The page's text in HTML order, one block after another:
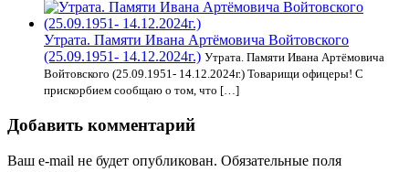
Утрата. Памяти Ивана Артёмовича Войтовского
(25.09.1951- 14.12.2024г.) Утрата. Памяти Ивана Артёмовича
Войтовского (25.09.1951- 14.12.2024г.) Товарищи офицеры! С
прискорбием сообщаю о том, что […]
Добавить комментарий
Ваш e-mail не будет опубликован. Обязательные поля